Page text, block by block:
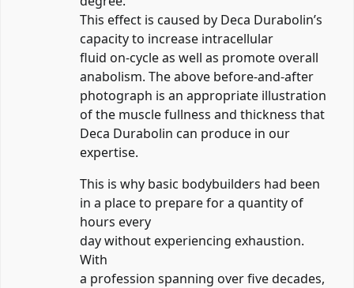
This effect is caused by Deca Durabolin’s
capacity to increase intracellular
fluid on-cycle as well as promote overall
anabolism. The above before-and-after
photograph is an appropriate illustration
of the muscle fullness and thickness that
Deca Durabolin can produce in our
expertise.
This is why basic bodybuilders had been
in a place to prepare for a quantity of
hours every
day without experiencing exhaustion.
With
a profession spanning over five decades,